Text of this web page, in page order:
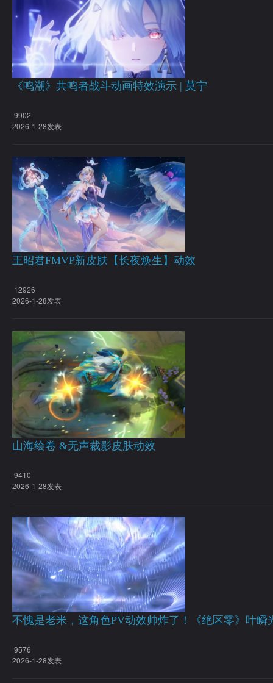
《鸣潮》共鸣者战斗动画特效演示 | 莫宁
9902
2026-1-28发表
王昭君FMVP新皮肤【长夜焕生】动效
12926
2026-1-28发表
山海绘卷 &无声裁影皮肤动效
9410
2026-1-28发表
不愧是老米，这角色PV动效帅炸了！《绝区零》叶瞬
9576
2026-1-28发表